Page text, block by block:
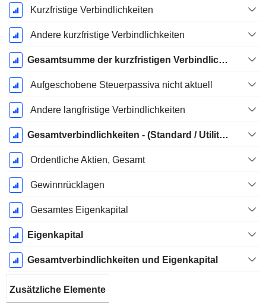
Kurzfristige Verbindlichkeiten
Andere kurzfristige Verbindlichkeiten
Gesamtsumme der kurzfristigen Verbindlichkeiten
Aufgeschobene Steuerpassiva nicht aktuell
Andere langfristige Verbindlichkeiten
Gesamtverbindlichkeiten - (Standard / Utility Vorlage)
Ordentliche Aktien, Gesamt
Gewinnrücklagen
Gesamtes Eigenkapital
Eigenkapital
Gesamtverbindlichkeiten und Eigenkapital
Zusätzliche Elemente